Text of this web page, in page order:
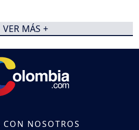
VER MÁS +
CON NOSOTROS